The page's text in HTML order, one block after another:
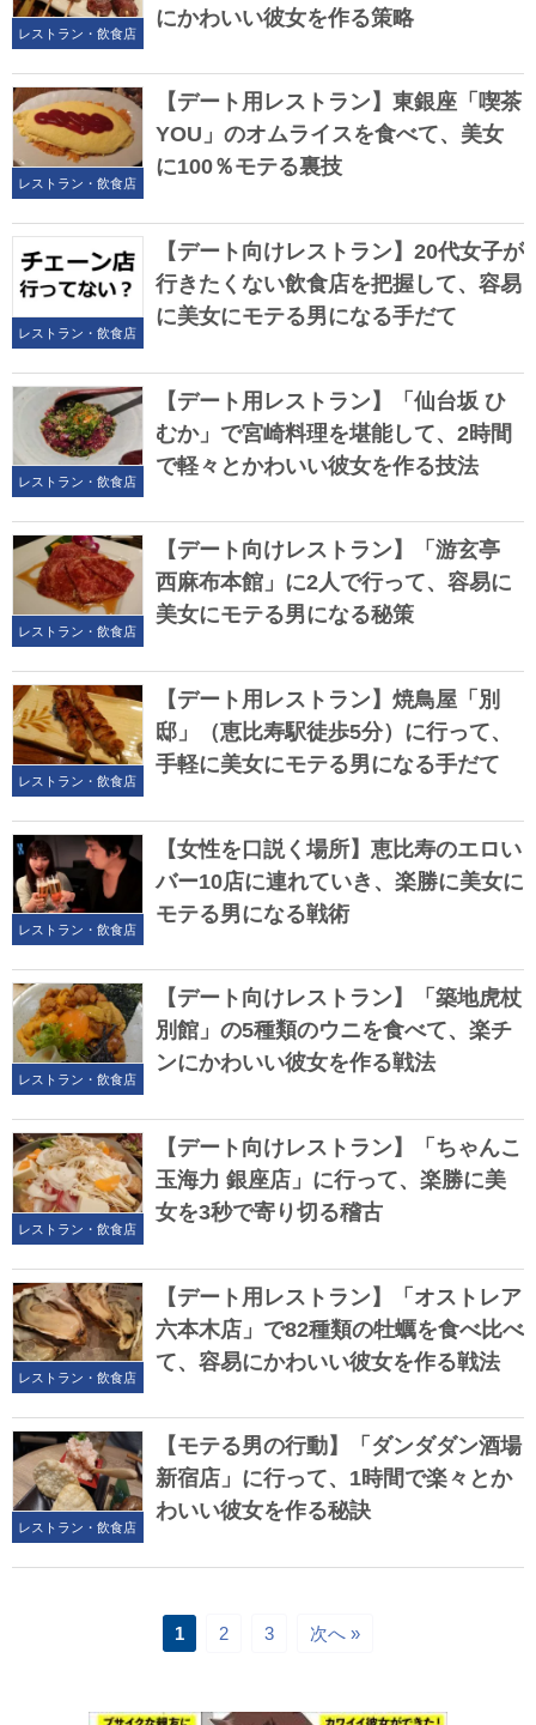
レストラン・飲食店
にかわいい彼女を作る策略
レストラン・飲食店
【デート用レストラン】東銀座「喫茶
YOU」のオムライスを食べて、美女
に100％モテる裏技
レストラン・飲食店
【デート向けレストラン】20代女子が
行きたくない飲食店を把握して、容易
に美女にモテる男になる手だて
レストラン・飲食店
【デート用レストラン】「仙台坂 ひ
むか」で宮崎料理を堪能して、2時間
で軽々とかわいい彼女を作る技法
レストラン・飲食店
【デート向けレストラン】「游玄亭
西麻布本館」に2人で行って、容易に
美女にモテる男になる秘策
レストラン・飲食店
【デート用レストラン】焼鳥屋「別
邸」（恵比寿駅徒歩5分）に行って、
手軽に美女にモテる男になる手だて
レストラン・飲食店
【女性を口説く場所】恵比寿のエロい
バー10店に連れていき、楽勝に美女に
モテる男になる戦術
レストラン・飲食店
【デート向けレストラン】「築地虎杖
別館」の5種類のウニを食べて、楽チ
ンにかわいい彼女を作る戦法
レストラン・飲食店
【デート向けレストラン】「ちゃんこ
玉海力 銀座店」に行って、楽勝に美
女を3秒で寄り切る稽古
レストラン・飲食店
【デート用レストラン】「オストレア
六本木店」で82種類の牡蠣を食べ比べ
て、容易にかわいい彼女を作る戦法
レストラン・飲食店
【モテる男の行動】「ダンダダン酒場
新宿店」に行って、1時間で楽々とか
わいい彼女を作る秘訣
1 2 3 次へ »